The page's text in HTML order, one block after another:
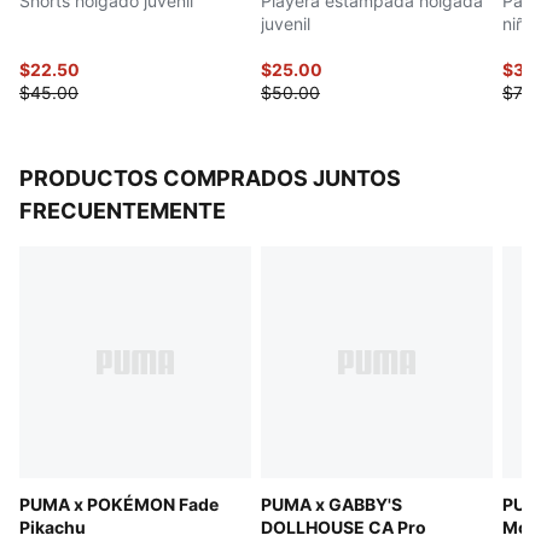
$22.50
$45.00
juvenil
$25.00
$50.00
PRODUCTOS COMPRADOS JUNTOS
FRECUENTEMENTE
PUMA x POKÉMON Fade
Pikachu
PUMA x GABBY'S
DOLLHOUSE CA Pro